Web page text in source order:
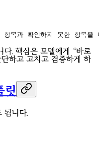
목과 확인하지 못한 항목을
다. 핵심은 모델에게 “바로
하고 고치고 검증하게 하
릿
됩니다.